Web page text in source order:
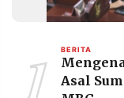
1 BERITA
Asal